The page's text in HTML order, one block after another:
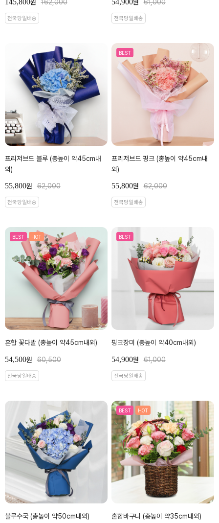
원 162,000
전국당일배송
원 61,000
전국당일배송
프리저브드 블루 (총높이 약45cm내
외)
55,800원 62,000
전국당일배송
BEST
프리저브드 핑크 (총높이 약45cm내
외)
55,800원 62,000
전국당일배송
BEST HOT
혼합 꽃다발 (총높이 약45cm내외)
54,500원 60,500
전국당일배송
BEST
핑크장미 (총높이 약40cm내외)
54,900원 61,000
전국당일배송
블루수국 (총높이 약50cm내외)
BEST HOT
혼합바구니 (총높이 약35cm내외)